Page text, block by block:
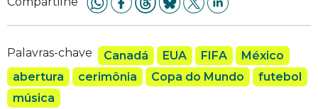
Palavras-chave Canadá EUA FIFA
México
abertura
cerimônia Copa do Mundo
futebol
música